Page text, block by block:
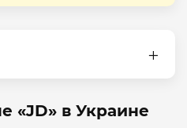
«JD» в Украине